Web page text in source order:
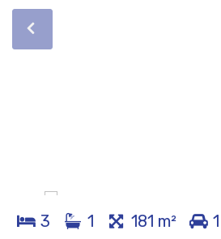
3 1 181 m² 1